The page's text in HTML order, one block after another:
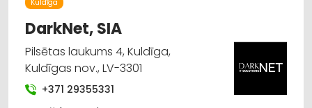
Kuldīga
DarkNet, SIA
Pilsētas laukums 4, Kuldīga,
Kuldīgas nov., LV-3301
+371 29355331